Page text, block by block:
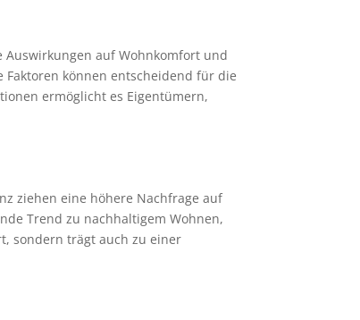
auf Wohnkomfort und
Faktoren können entscheidend für die
ermöglicht es Eigentümern,
ziehen eine höhere Nachfrage auf
Trend zu nachhaltigem Wohnen,
sondern trägt auch zu einer